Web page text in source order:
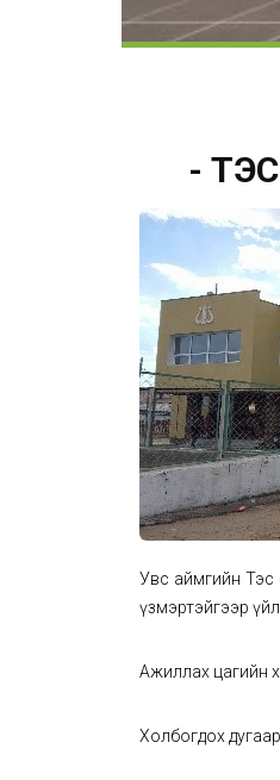
-
Увс аймгийн Тэс
үзмэртэйгээр
Ажиллах цагийн
Холбогдох